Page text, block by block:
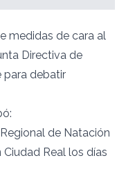
medidas de cara al
Directiva de
para debatir
de Natación
Real los días